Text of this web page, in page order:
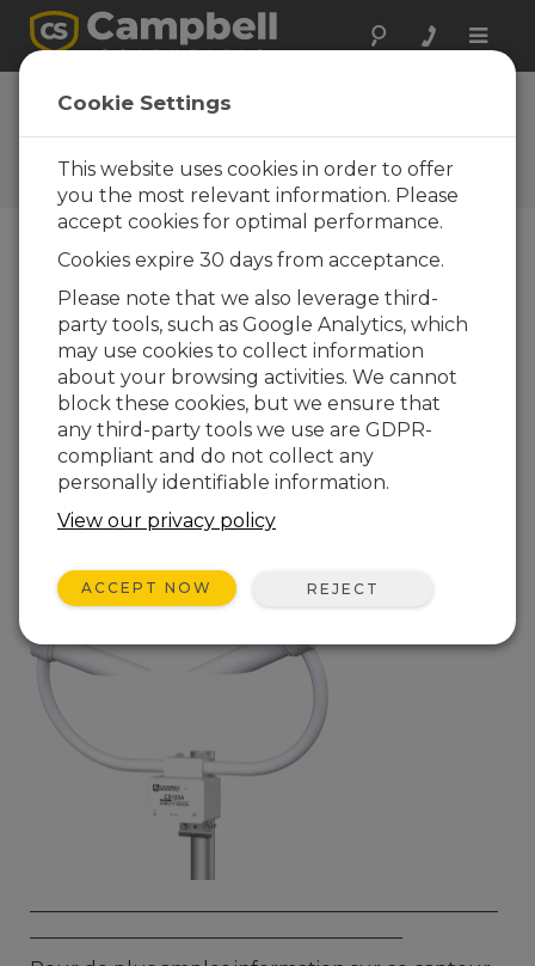
Toggle
Newsroom
Le Met Office a choisi les
capteurs de visibilité
Campbell Scientific.
07-04-2016
Le British Met Office a été livré de 40 capteurs de
visibilité CS120A de Campbell Scientific. Ils ont été
choisis pour une utilisation sur des sites dont
la sécurité est primordiale (par exemple les
aérodromes) où la sécurité humaine est
essentielle et où une très grande fiabilité est
requise par les utilisateurs locaux.
Le Met Office a choisi le CS120A sur la base des
leurs propres tests.
Cookie Settings
This website uses cookies in order to offer
you the most relevant information. Please
accept cookies for optimal performance.
Cookies expire 30 days from acceptance.
Please note that we also leverage third-
party tools, such as Google Analytics, which
may use cookies to collect information
about your browsing activities. We cannot
block these cookies, but we ensure that
any third-party tools we use are GDPR-
compliant and do not collect any
personally identifiable information.
View our privacy policy
ACCEPT NOW REJECT